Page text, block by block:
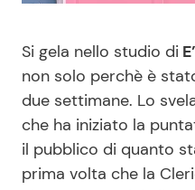
Mondo Mamma
News benessere
Salute
Si gela nello studio di
non solo perchè è
due settimane. Lo
che ha iniziato la
il pubblico di quanto
prima volta che la